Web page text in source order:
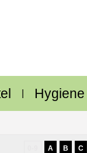
Hygiene
A B C